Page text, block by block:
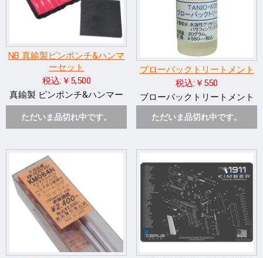
NB 真鍮製ピンポンチ&ハンマ
ーセット
税込:￥5,500
真鍮製 ピンポンチ&ハンマー
ただいま品切れ中です。
ブローバックトリートメント
税込:￥550
ブローバックトリートメント
ただいま品切れ中です。